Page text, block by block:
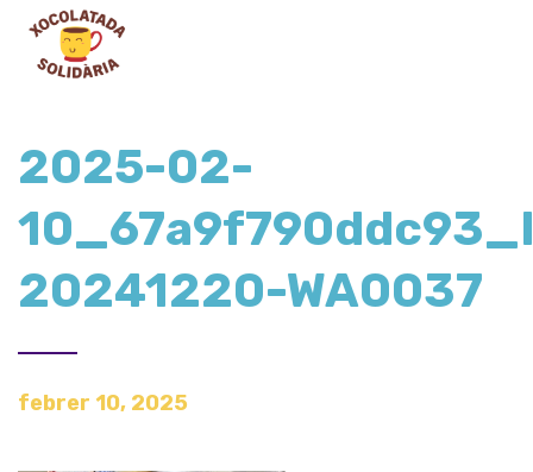
2025-02-
20241220-WA0037
febrer 10, 2025